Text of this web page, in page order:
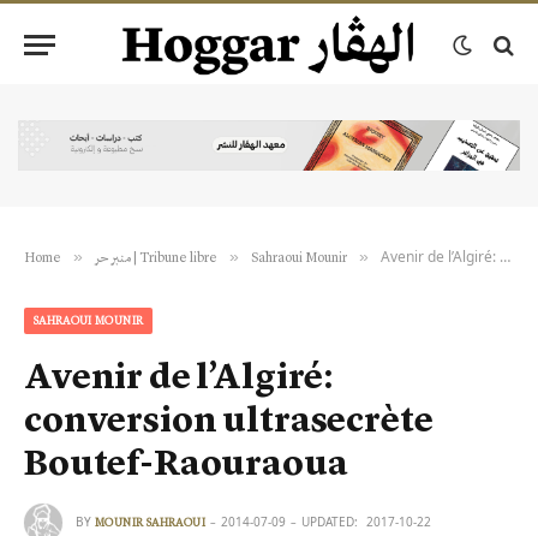
Home » منبر حر | Tribune libre » Sahraoui Mounir » Avenir de l’Algiré: conversion ultrasecrète Boutef-Raouraoua
SAHRAOUI MOUNIR
Avenir de l’Algiré:
conversion ultrasecrète
Boutef-Raouraoua
BY MOUNIR SAHRAOUI 2014-07-09 UPDATED: 2017-10-22